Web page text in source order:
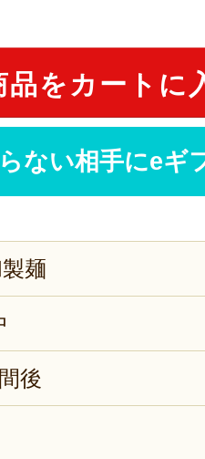
品をカートに
ない相手にeギ
麺
後